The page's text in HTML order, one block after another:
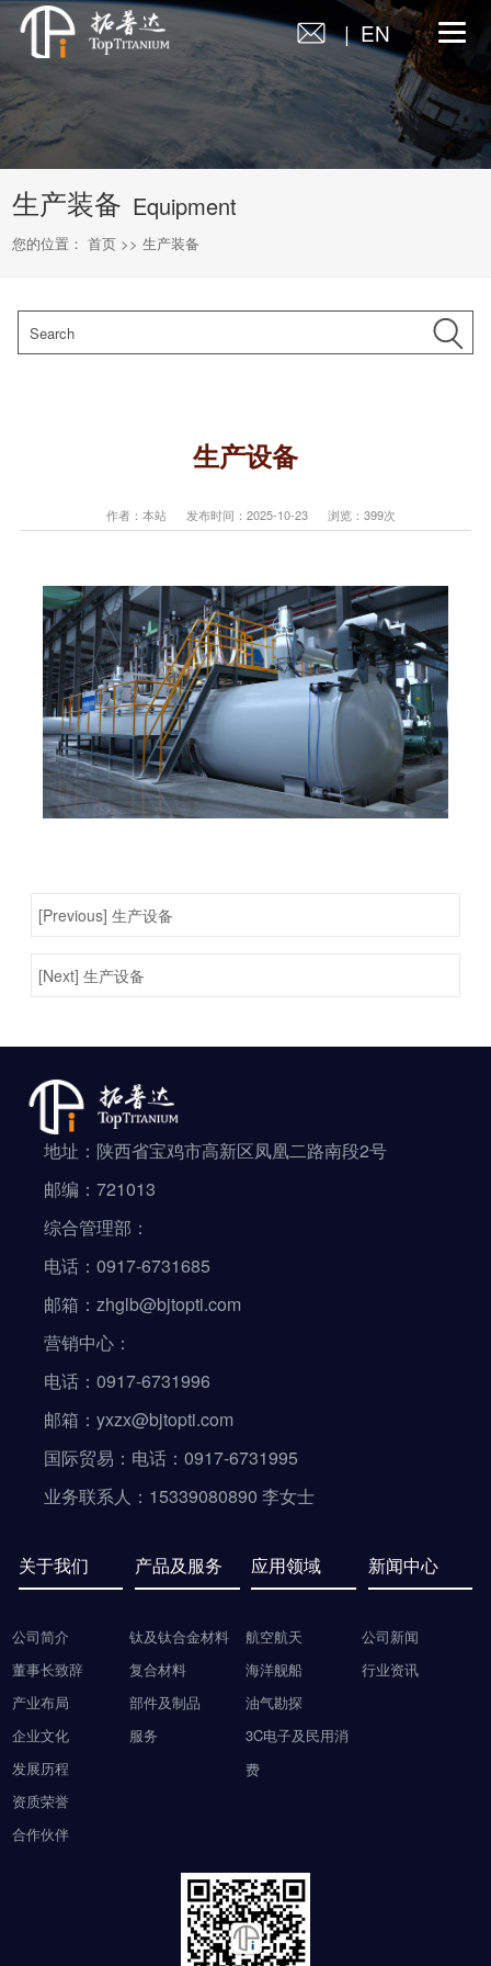
| EN
生产装备 Equipment
您的位置： 首页 >>生产装备
生产设备
作者：本站 发布时间：2025-10-23 浏览： 399次
[Previous] 生产设备
[Next] 生产设备
地址：陕西省宝鸡市高新区凤凰二路南段2号
邮编：721013
综合管理部：
电话：0917-6731685
邮箱：zhglb@bjtopti.com
营销中心：
电话：0917-6731996
邮箱：yxzx@bjtopti.com
国际贸易：电话：0917-6731995
业务联系人：15339080890 李女士
关于我们
公司简介
董事长致辞
产业布局
企业文化
发展历程
资质荣誉
合作伙伴
产品及服务
钛及钛合金材料
复合材料
部件及制品
服务
应用领域
航空航天
海洋舰船
油气勘探
3C电子及民用消
费
新闻中心
公司新闻
行业资讯